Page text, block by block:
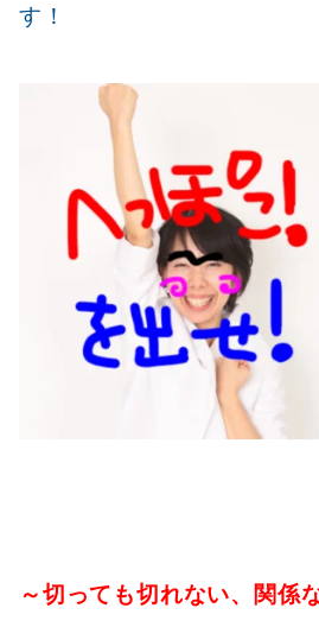
す！
～切っても切れない、関係